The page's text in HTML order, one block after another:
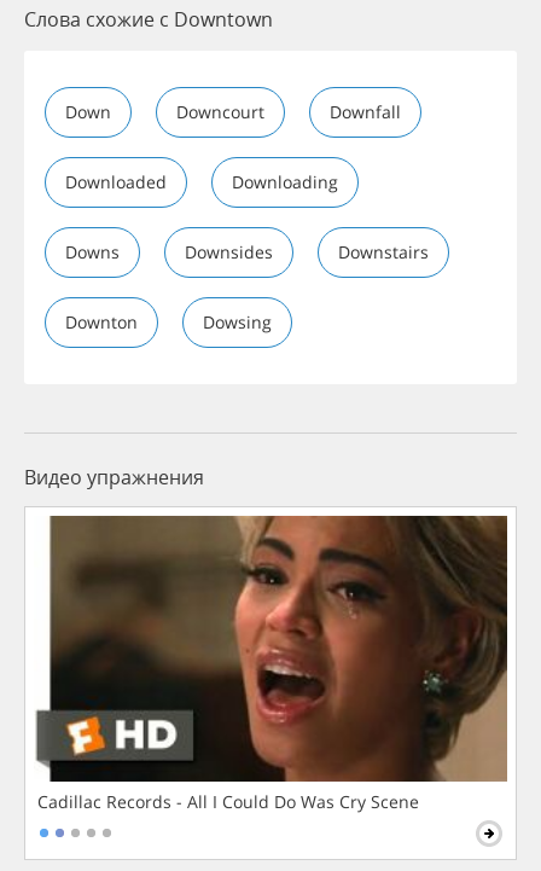
Слова схожие с Downtown
Down Downcourt Downfall
Downloaded Downloading
Downs Downsides Downstairs
Downton Dowsing
Видео упражнения
Cadillac Records - All I Could Do Was Cry Scene